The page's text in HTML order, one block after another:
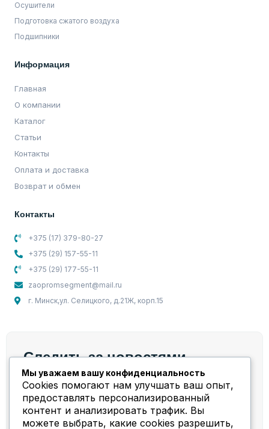
Осушители
Подготовка сжатого воздуха
Подшипники
Информация
Главная
О компании
Каталог
Статьи
Контакты
Оплата и доставка
Возврат и обмен
Контакты
+375 (17) 379-80-27
+375 (29) 157-55-11
+375 (29) 177-55-11
zaopromsegment@mail.ru
г. Минск,ул. Селицкого, д.21Ж, корп.15
Следить за новостями
Мы берем на себя весь спектр работ и задач,
связанных с компрессорным оборудованием!
Мы уважаем вашу конфиденциальность
Cookies помогают нам улучшать ваш опыт,
предоставлять персонализированный
контент и анализировать трафик. Вы
можете выбрать, какие cookies разрешить,